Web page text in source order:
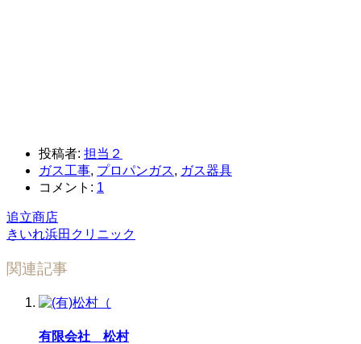
投稿者: 担当２
ガス工事, プロパンガス, ガス器具
コメント: 1
追立商店
きいれ浜田クリニック
関連記事
有限会社 松村